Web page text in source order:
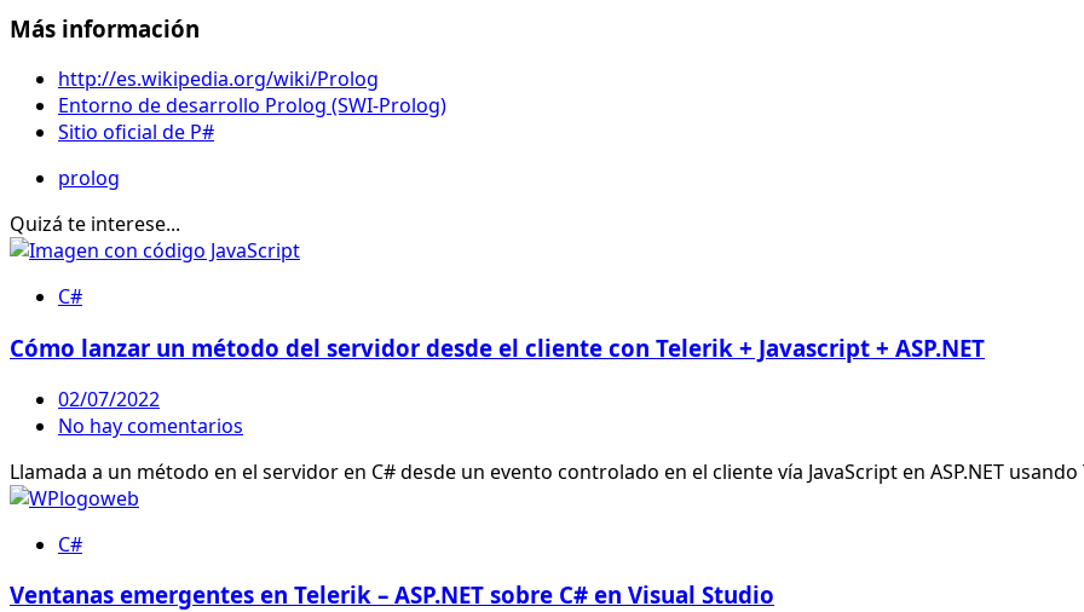
Más información
http://es.wikipedia.org/wiki/Prolog
Entorno de desarrollo Prolog (SWI-Prolog)
Sitio oficial de P#
prolog
Quizá te interese...
C#
Cómo lanzar un método del servidor desde el cliente con Telerik + Javascript + ASP.NET
02/07/2022
No hay comentarios
Llamada a un método en el servidor en C# desde un evento controlado en el cliente vía JavaScript en ASP.NET usando
C#
Ventanas emergentes en Telerik – ASP.NET sobre C# en Visual Studio